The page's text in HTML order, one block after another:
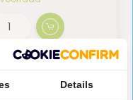
om zowel de
Details